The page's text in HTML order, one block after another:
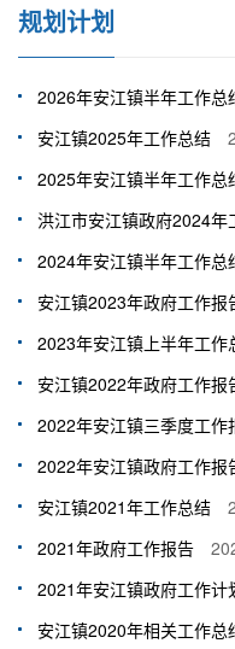
规划计划
2026年安江镇半年工作总
安江镇2025年工作总结
2025年安江镇半年工作总
洪江市安江镇政府2024年
2024年安江镇半年工作总
安江镇2023年政府工作报
2023年安江镇上半年工作
安江镇2022年政府工作报
2022年安江镇三季度工作
2022年安江镇政府工作报
安江镇2021年工作总结
2021年政府工作报告
2021年安江镇政府工作计
安江镇2020年相关工作总